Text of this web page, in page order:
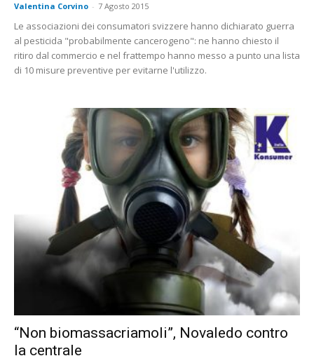
Valentina Corvino - 7 Agosto 2015
Le associazioni dei consumatori svizzere hanno dichiarato guerra
al pesticida "probabilmente cancerogeno": ne hanno chiesto il
ritiro dal commercio e nel frattempo hanno messo a punto una lista
di 10 misure preventive per evitarne l'utilizzo.
“Non biomassacriamoli”, Novaledo contro
la centrale